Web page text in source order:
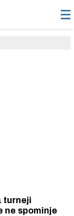
turneji
ne spominje